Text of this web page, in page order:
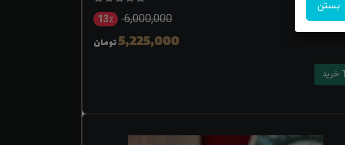
6,000,000 13٪
5,225,000تومان
خرید
بستن